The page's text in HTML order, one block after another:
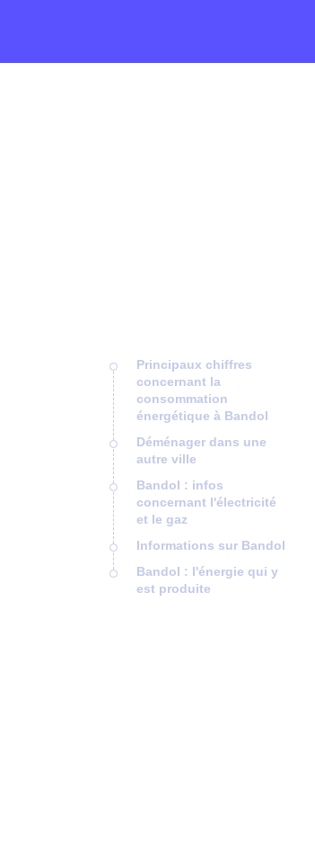
Principaux chiffres
concernant la
consommation
énergétique à Bandol
Déménager dans une
autre ville
Bandol : infos
concernant l'électricité
et le gaz
Informations sur Bandol
Bandol : l'énergie qui y
est produite